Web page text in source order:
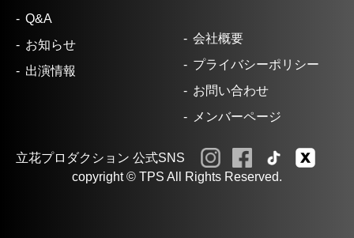
Q&A
お知らせ
出演情報
会社概要
プライバシーポリシー
お問い合わせ
メンバーページ
立花プロダクション 公式SNS
copyright © TPS All Rights Reserved.